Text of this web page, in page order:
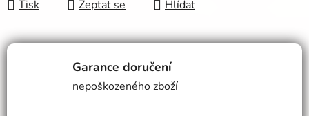
Tisk Zeptat se Hlídat
Garance doručení
nepoškozeného zboží